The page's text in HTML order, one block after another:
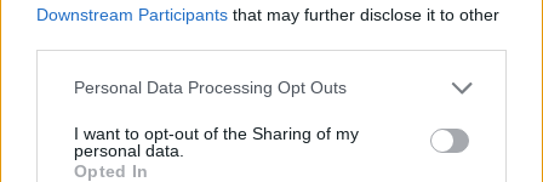
Downstream Participants that may further disclose it to other
Personal Data Processing Opt Outs
I want to opt-out of the Sharing of my
personal data.
Opted In